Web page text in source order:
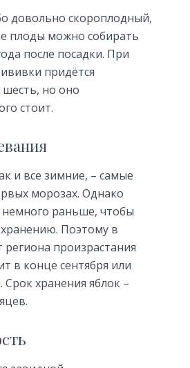
довольно скороплодный,
плоды можно собирать
после посадки. При
придётся
но оно
стоит.
и все зимние, – самые
морозах. Однако
немного раньше, чтобы
Поэтому в
региона произрастания
в конце сентября или
Срок хранения яблок –